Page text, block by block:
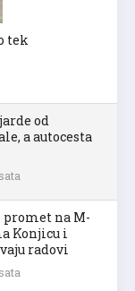
tek
od
a autocesta
na M-
Konjicu i
radovi